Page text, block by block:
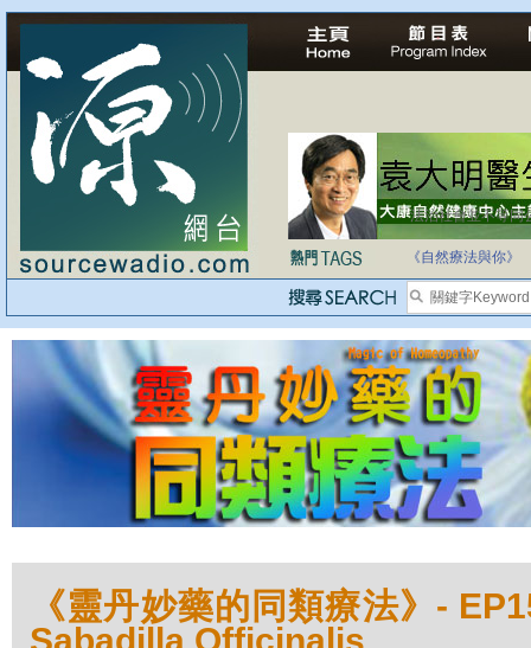
法治社會並不等同
自家教育合法化-
《自然療法與你》
《靈丹妙藥的同類療法》-